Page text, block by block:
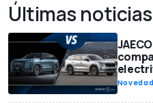
Últimas noticias